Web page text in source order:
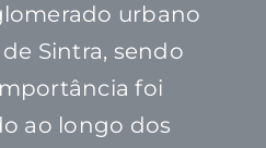
urbano
Sintra, sendo
foi
ao longo dos